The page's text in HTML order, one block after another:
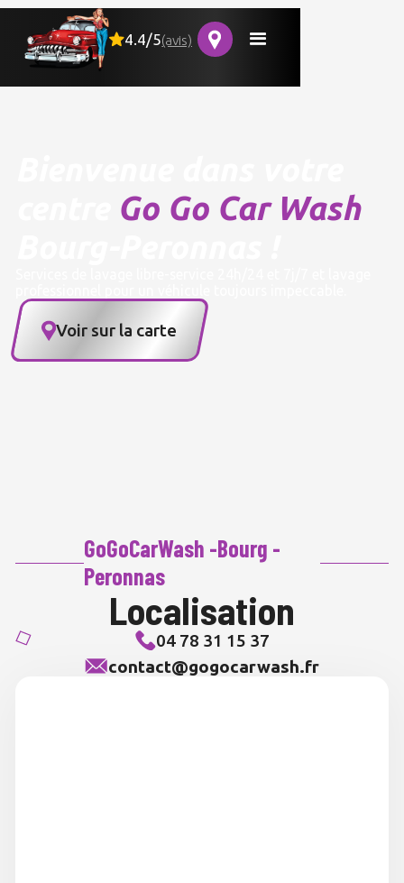
4.4/5(avis)
Go Go Car Wash
Voir sur la carte
GoGoCarWash -Bourg -
Peronnas
Localisation
04 78 31 15 37
contact@gogocarwash.fr